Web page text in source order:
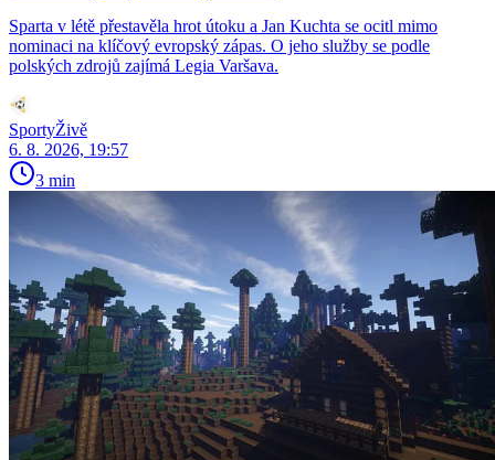
Sparta v létě přestavěla hrot útoku a Jan Kuchta se ocitl mimo
nominaci na klíčový evropský zápas. O jeho služby se podle
polských zdrojů zajímá Legia Varšava.
SportyŽivě
6. 8. 2026, 19:57
3 min